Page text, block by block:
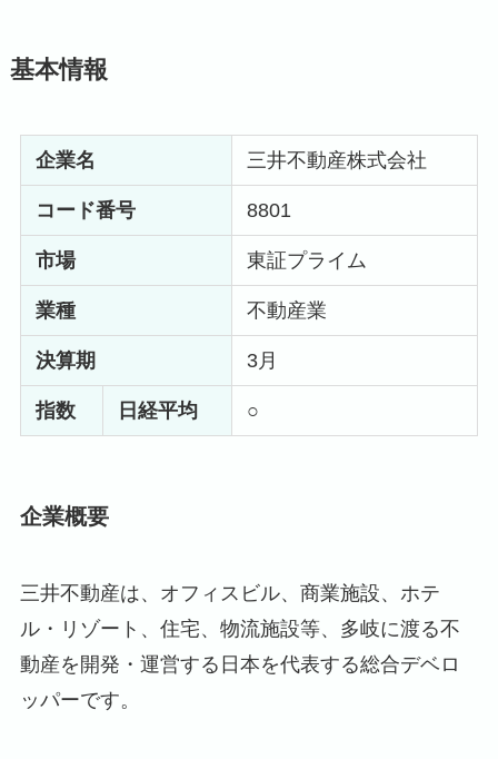
基本情報
企業名 三井不動産株式会社
コード番号 8801
市場 東証プライム
業種 不動産業
決算期 3月
指数 日経平均 ○
企業概要
三井不動産は、オフィスビル、商業施設、ホテ
ル・リゾート、住宅、物流施設等、多岐に渡る不
動産を開発・運営する日本を代表する総合デベロ
ッパーです。